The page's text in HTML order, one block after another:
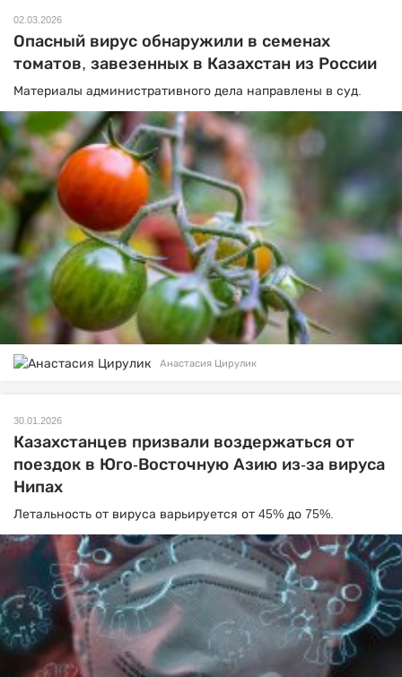
02.03.2026
Опасный вирус обнаружили в семенах
томатов, завезенных в Казахстан из России
Материалы административного дела направлены в суд.
Анастасия Цирулик
30.01.2026
Казахстанцев призвали воздержаться от
поездок в Юго-Восточную Азию из-за вируса
Нипах
Летальность от вируса варьируется от 45% до 75%.